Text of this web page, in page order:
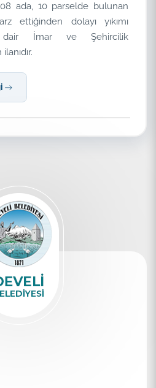
ada, 10 parselde bulunan
dolayı yıkımı
dair İmar ve Şehircilik